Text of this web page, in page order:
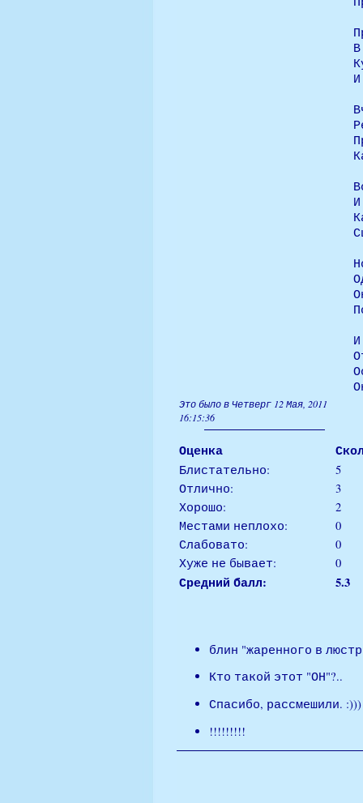
Это было в Четверг 12 Мая, 2011
16:15:36
Оценка
Блистательно:
5
Отлично:
3
Хорошо:
2
Местами неплохо:
0
Слабовато:
0
Хуже не бывает:
0
Средний балл: 5.3
блин "жаренного в
Кто такой этот "ОН"?..
Спасибо, рассмешили. :)))
!!!!!!!!!